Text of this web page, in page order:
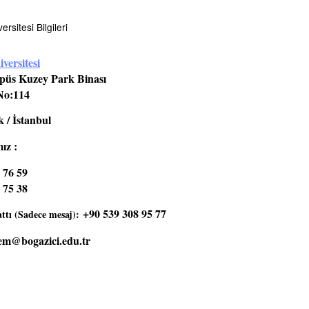
Bilgileri
Kuzey Park Binası
/ İstanbul
:
59
38
(Sadece mesaj): +90 539 308 95 77